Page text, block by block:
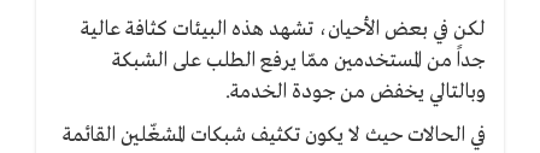
لكن في بعض الأحيان، تشهد هذه البيئات كثافة عالية
جداً من المستخدمين ممّا يرفع الطلب على الشبكة
وبالتالي يخفض من جودة الخدمة.
في الحالات حيث لا يكون تكثيف شبكات المشغّلين القائمة